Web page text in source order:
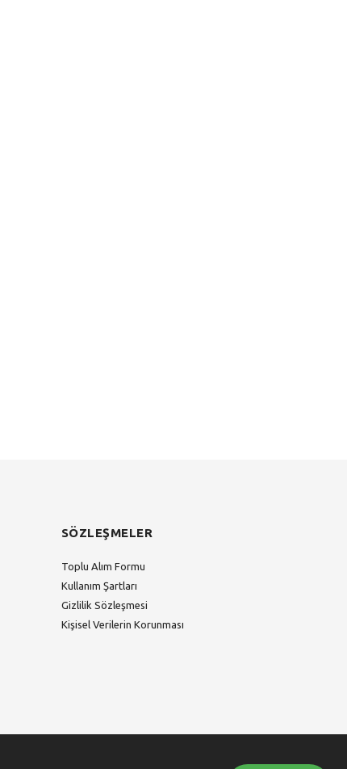
SÖZLEŞMELER
Toplu Alım Formu
Kullanım Şartları
Gizlilik Sözleşmesi
Kişisel Verilerin Korunması